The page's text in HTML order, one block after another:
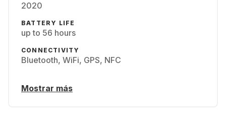
2020
BATTERY LIFE
up to 56 hours
CONNECTIVITY
Bluetooth, WiFi, GPS, NFC
Mostrar más